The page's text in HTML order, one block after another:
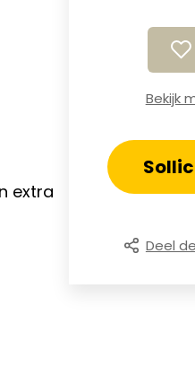
extra
Bekijk
Deel